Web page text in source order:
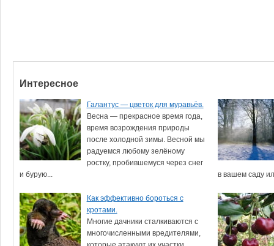
Интересное
Галантус — цветок для муравьёв.
Весна — прекрасное время года,
время возрождения природы
после холодной зимы. Весной мы
радуемся любому зелёному
ростку, пробившемуся через снег
и бурую...
в вашем саду
Как эффективно бороться с
кротами.
Многие дачники сталкиваются с
многочисленными вредителями,